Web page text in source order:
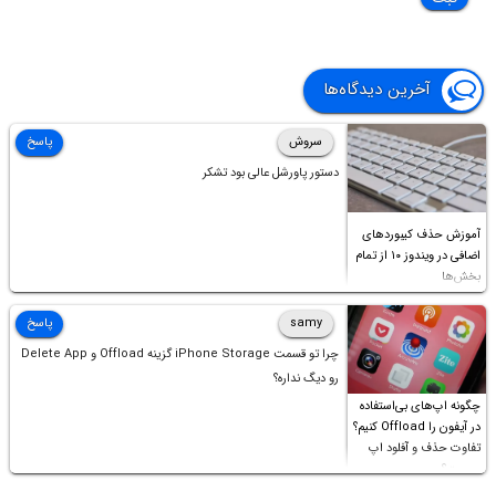
آخرین دیدگاه‌ها
آموزش حذف کیبوردهای
اضافی در ویندوز ۱۰ از تمام
بخش‌ها
سروش
دستور پاورشل عالی بود تشکر
پاسخ
چگونه اپ‌های بی‌استفاده
در آیفون را Offload کنیم؟
تفاوت حذف و آفلود اپ
چیست؟
samy
چرا تو قسمت iPhone Storage گزینه Offload و Delete App
رو دیگ نداره؟
پاسخ